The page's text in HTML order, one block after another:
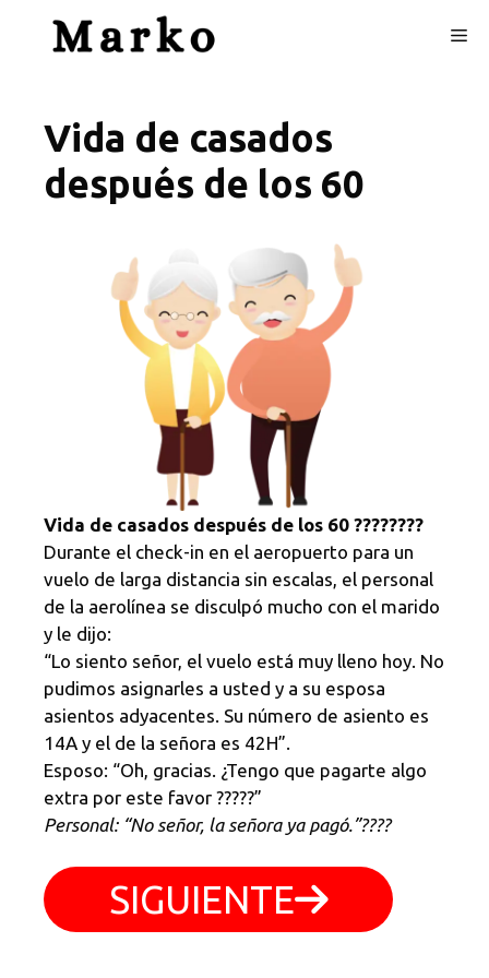
Vida de casados
después de los 60
Vida de casados después de los 60 ????????
Durante el check-in en el aeropuerto para un
vuelo de larga distancia sin escalas, el personal
de la aerolínea se disculpó mucho con el marido
y le dijo:
“Lo siento señor, el vuelo está muy lleno hoy. No
pudimos asignarles a usted y a su esposa
asientos adyacentes. Su número de asiento es
14A y el de la señora es 42H”.
Esposo: “Oh, gracias. ¿Tengo que pagarte algo
extra por este favor ?????”
Personal: “No señor, la señora ya pagó.”????
SIGUIENTE